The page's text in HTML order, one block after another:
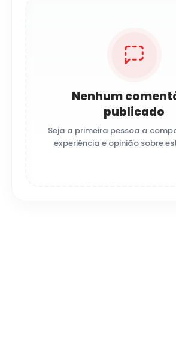
Nenhum
publicado
Seja a primeira pessoa a
experiência e opinião sobre